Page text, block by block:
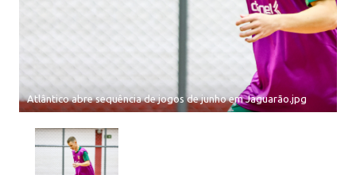
Atlântico abre sequência de jogos de junho em Jaguarão.jpg